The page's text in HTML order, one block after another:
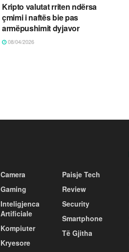
Kripto valutat rriten ndërsa
çmimi i naftës bie pas
armëpushimit dyjavor
08/04/2026
Camera
Gaming
Inteligjenca
Artificiale
Kompiuter
Kryesore
Paisje Tech
Review
Security
Smartphone
Të Gjitha